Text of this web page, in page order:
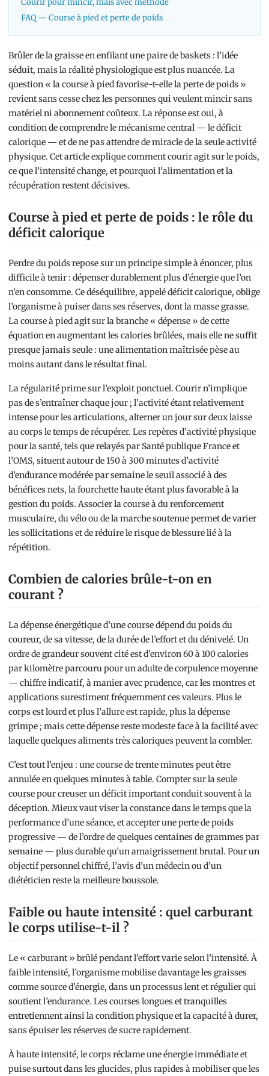
Courir pour mincir, mais avec méthode
FAQ — Course à pied et perte de poids
Brûler de la graisse en enfilant une paire de baskets : l’idée
séduit, mais la réalité physiologique est plus nuancée. La
question « la course à pied favorise-t-elle la perte de poids »
revient sans cesse chez les personnes qui veulent mincir sans
matériel ni abonnement coûteux. La réponse est oui, à
condition de comprendre le mécanisme central — le déficit
calorique — et de ne pas attendre de miracle de la seule activité
physique. Cet article explique comment courir agit sur le poids,
ce que l’intensité change, et pourquoi l’alimentation et la
récupération restent décisives.
Course à pied et perte de poids : le rôle du
déficit calorique
Perdre du poids repose sur un principe simple à énoncer, plus
difficile à tenir : dépenser durablement plus d’énergie que l’on
n’en consomme. Ce déséquilibre, appelé déficit calorique, oblige
l’organisme à puiser dans ses réserves, dont la masse grasse.
La course à pied agit sur la branche « dépense » de cette
équation en augmentant les calories brûlées, mais elle ne suffit
presque jamais seule : une alimentation maîtrisée pèse au
moins autant dans le résultat final.
La régularité prime sur l’exploit ponctuel. Courir n’implique
pas de s’entraîner chaque jour ; l’activité étant relativement
intense pour les articulations, alterner un jour sur deux laisse
au corps le temps de récupérer. Les repères d’activité physique
pour la santé, tels que relayés par Santé publique France et
l’OMS, situent autour de 150 à 300 minutes d’activité
d’endurance modérée par semaine le seuil associé à des
bénéfices nets, la fourchette haute étant plus favorable à la
gestion du poids. Associer la course à du renforcement
musculaire, du vélo ou de la marche soutenue permet de varier
les sollicitations et de réduire le risque de blessure lié à la
répétition.
Combien de calories brûle-t-on en
courant ?
La dépense énergétique d’une course dépend du poids du
coureur, de sa vitesse, de la durée de l’effort et du dénivelé. Un
ordre de grandeur souvent cité est d’environ 60 à 100 calories
par kilomètre parcouru pour un adulte de corpulence moyenne
— chiffre indicatif, à manier avec prudence, car les montres et
applications surestiment fréquemment ces valeurs. Plus le
corps est lourd et plus l’allure est rapide, plus la dépense
grimpe ; mais cette dépense reste modeste face à la facilité avec
laquelle quelques aliments très caloriques peuvent la combler.
C’est tout l’enjeu : une course de trente minutes peut être
annulée en quelques minutes à table. Compter sur la seule
course pour creuser un déficit important conduit souvent à la
déception. Mieux vaut viser la constance dans le temps que la
performance d’une séance, et accepter une perte de poids
progressive — de l’ordre de quelques centaines de grammes par
semaine — plus durable qu’un amaigrissement brutal. Pour un
objectif personnel chiffré, l’avis d’un médecin ou d’un
diététicien reste la meilleure boussole.
Faible ou haute intensité : quel carburant
le corps utilise-t-il ?
Le « carburant » brûlé pendant l’effort varie selon l’intensité. À
faible intensité, l’organisme mobilise davantage les graisses
comme source d’énergie, dans un processus lent et régulier qui
soutient l’endurance. Les courses longues et tranquilles
entretiennent ainsi la condition physique et la capacité à durer,
sans épuiser les réserves de sucre rapidement.
À haute intensité, le corps réclame une énergie immédiate et
puise surtout dans les glucides, plus rapides à mobiliser que les